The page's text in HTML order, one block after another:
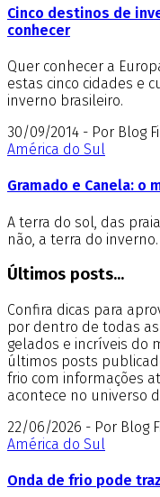
Cinco destinos de
conhecer
Quer conhecer a
estas cinco cidades e
inverno brasileiro.
30/09/2014 - Por Blog
América do Sul
Gramado e Canela: o
A terra do sol, das
não, a terra do
Últimos posts...
Confira dicas para
por dentro de todas
gelados e incríveis do
últimos posts
frio com informações
acontece no universo
22/06/2026 - Por Blog
América do Sul
Onda de frio pode